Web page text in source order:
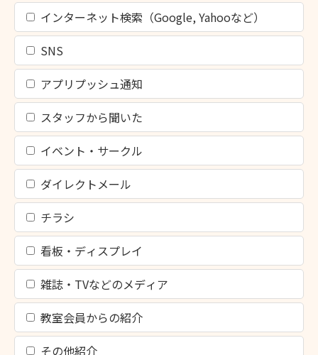
インターネット検索（Google, Yahooなど）
SNS
アプリプッシュ通知
スタッフから聞いた
イベント・サークル
ダイレクトメール
チラシ
看板・ディスプレイ
雑誌・TVなどのメディア
教室会員からの紹介
その他紹介